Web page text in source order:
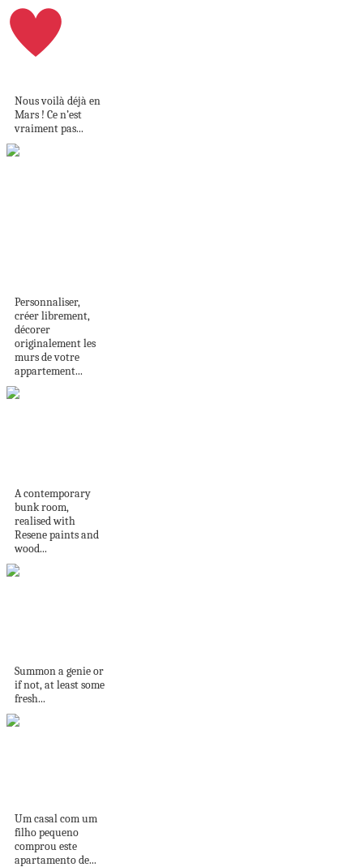
Nous voilà déjà en
Mars ! Ce n’est
vraiment pas...
Personnaliser,
créer librement,
décorer
originalement les
murs de votre
appartement...
A contemporary
bunk room,
realised with
Resene paints and
wood...
Summon a genie or
if not, at least some
fresh...
Um casal com um
filho pequeno
comprou este
apartamento de...